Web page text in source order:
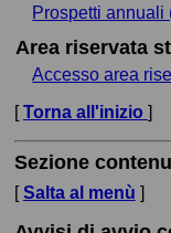
Prospetti annuali
Area riservata
Accesso area
[Torna all'inizio ]
Sezione
[Salta al menù ]